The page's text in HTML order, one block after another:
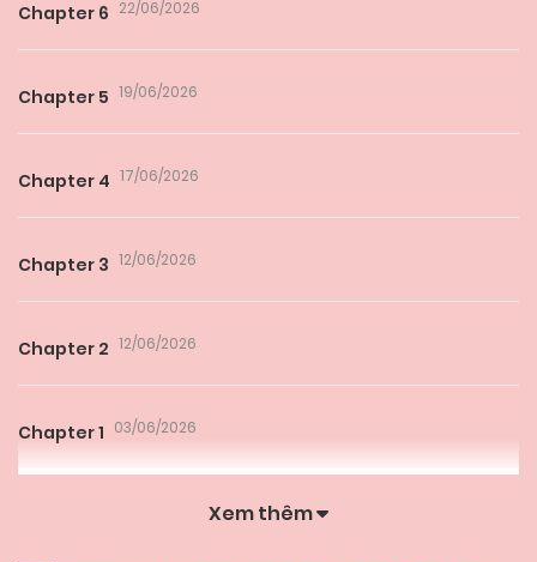
Chapter 6 22/06/2026
Chapter 5 19/06/2026
Chapter 4 17/06/2026
Chapter 3 12/06/2026
Chapter 2 12/06/2026
Chapter 1 03/06/2026
Xem thêm